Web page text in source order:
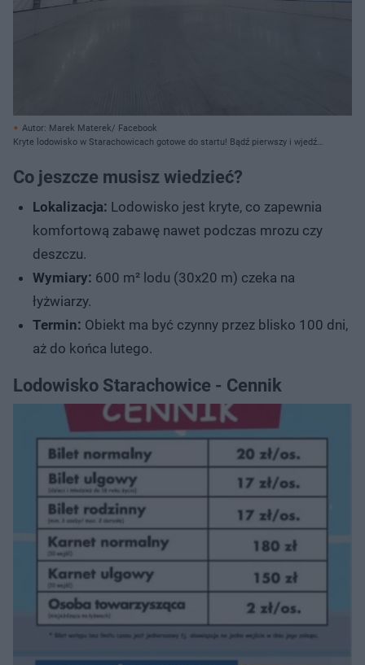
Autor: Marek Materek/ Facebook
Kryte lodowisko w Starachowicach gotowe do startu! Bądź pierwszy i wjedź
Co jeszcze musisz wiedzieć?
Lokalizacja: Lodowisko jest kryte, co zapewnia
komfortową zabawę nawet podczas mrozu czy
deszczu.
Wymiary: 600 m² lodu (30x20 m) czeka na
łyżwiarzy.
Termin: Obiekt ma być czynny przez blisko 100 dni,
aż do końca lutego.
Lodowisko Starachowice - Cennik